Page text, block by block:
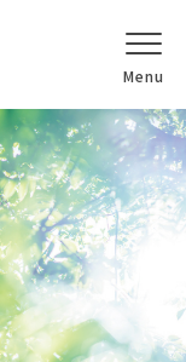
ス